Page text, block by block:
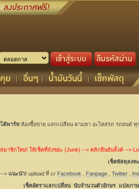
ต้พาร์ทห้องซื้อขาย แลกเปลี่ยน ตามหา อะไหล่รถ รถยนต์ ทุ
มาชิกใหม่! ให้เช็คที่ถังขยะ (Junk) --> คลิกยืนยันลิ้งค์ -->
เช็คพัสดุลงท
--> แนะนำ! upload ที่ cr Facebook Fanpage, Twitter,
เช็คอัตราแลกเปลี่ยน นับจำนวนตัวอักษร แปลภา